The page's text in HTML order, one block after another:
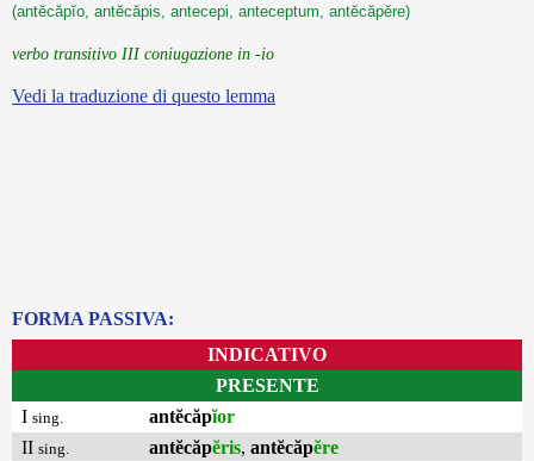
(antĕcăpĭo, antĕcăpis, antecepi, anteceptum, antĕcăpĕre)
verbo transitivo III coniugazione in -io
Vedi la traduzione di questo lemma
FORMA PASSIVA:
INDICATIVO
PRESENTE
I sing. antĕcăpĭor
II sing. antĕcăpĕris, antĕcăpĕre